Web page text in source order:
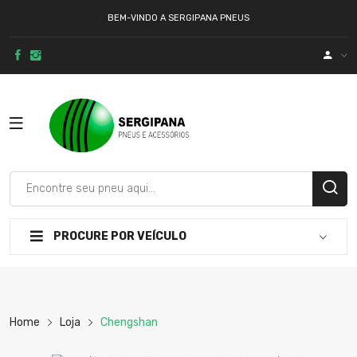
BEM-VINDO A SERGIPANA PNEUS
PROCURE POR VEÍCULO
Home Loja Chengshan